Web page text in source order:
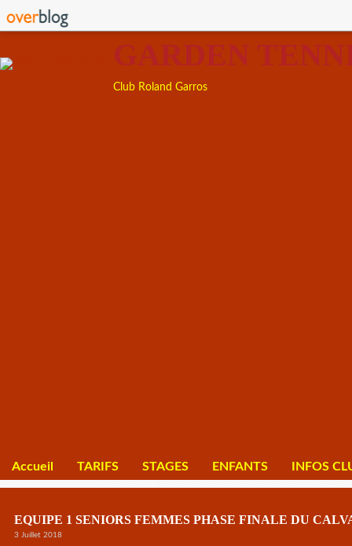
GARDEN
Club Roland Garros
Accueil TARIFS STAGES ENFANTS INFOS
EQUIPE 1 SENIORS FEMMES PHASE FINALE DU
3 Juillet 2018